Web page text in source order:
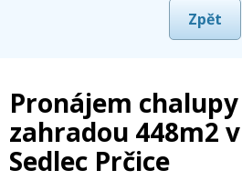
Zpět
Pronájem chalupy
zahradou 448m2
Sedlec Prčice